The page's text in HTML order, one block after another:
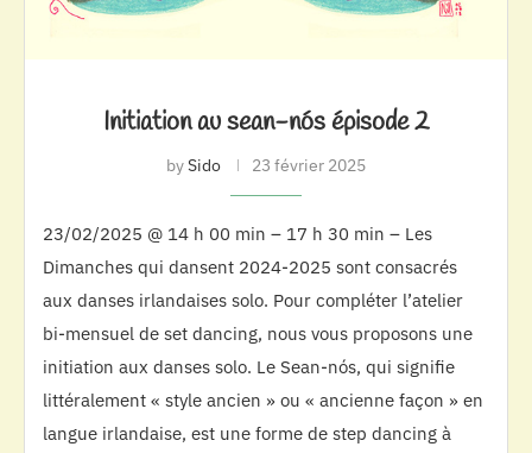
Initiation au sean-nós épisode 2
bySido 23 février 2025
23/02/2025 @ 14 h 00 min – 17 h 30 min – Les
Dimanches qui dansent 2024-2025 sont consacrés
aux danses irlandaises solo. Pour compléter l’atelier
bi-mensuel de set dancing, nous vous proposons une
initiation aux danses solo. Le Sean-nós, qui signifie
littéralement « style ancien » ou « ancienne façon » en
langue irlandaise, est une forme de step dancing à